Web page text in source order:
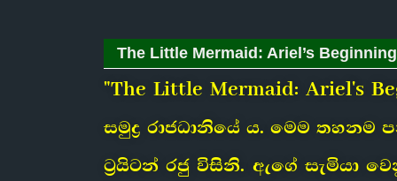
The Little Mermaid: Ariel’s
"The Little Mermaid: Ariel's
සමුද්‍ර රාජධානියේ ය. මෙම
ට්‍රයිටන් රජු විසිනි. ඇගේ සැමියා